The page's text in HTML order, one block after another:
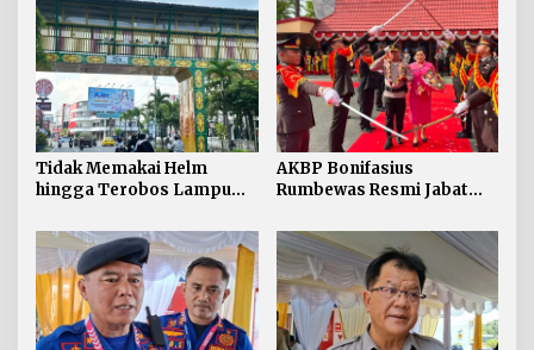
Tidak Memakai Helm
hingga Terobos Lampu
Pelanggaran ETLE di
Tarakan
AKBP Bonifasius
Rumbewas Resmi Jabat
Tegaskan Pelanggaran
Personel Diproses Tanpa
Toleransi